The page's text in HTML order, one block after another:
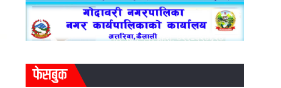
फेसबुक